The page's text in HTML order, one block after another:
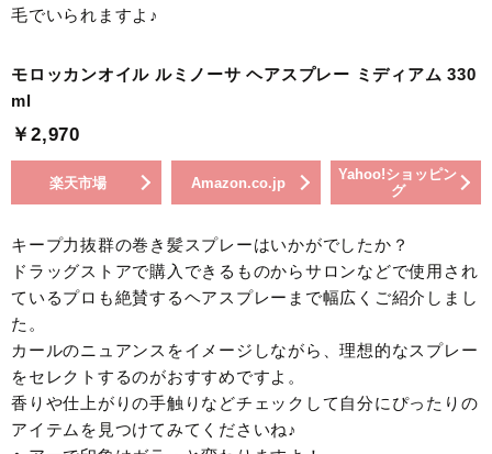
毛でいられますよ♪
モロッカンオイル ルミノーサ ヘアスプレー ミディアム 330
ml
￥2,970
楽天市場 Amazon.co.jp
Yahoo!ショッピン
グ
キープ力抜群の巻き髪スプレーはいかがでしたか？
ドラッグストアで購入できるものからサロンなどで使用され
ているプロも絶賛するヘアスプレーまで幅広くご紹介しまし
た。
カールのニュアンスをイメージしながら、理想的なスプレー
をセレクトするのがおすすめですよ。
香りや仕上がりの手触りなどチェックして自分にぴったりの
アイテムを見つけてみてくださいね♪